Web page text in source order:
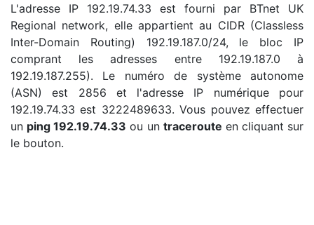
L'adresse IP 192.19.74.33 est fourni par BTnet UK
Regional network, elle appartient au CIDR (Classless
Inter-Domain Routing) 192.19.187.0/24, le bloc IP
comprant les adresses entre 192.19.187.0 à
192.19.187.255). Le numéro de système autonome
(ASN) est 2856 et l'adresse IP numérique pour
192.19.74.33 est 3222489633. Vous pouvez effectuer
un ping 192.19.74.33 ou un traceroute en cliquant sur
le bouton.